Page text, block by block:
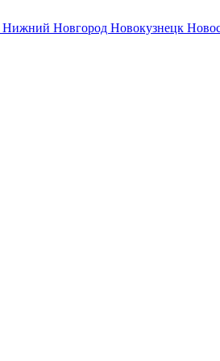
Нижний Новгород Новокузнецк